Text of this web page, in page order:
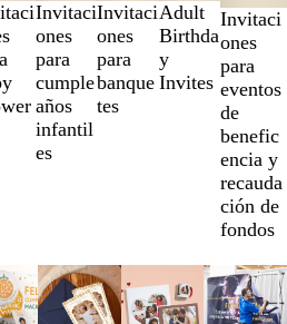
Invitaci
ones
para
cumple
años
infantil
es
Invitaci
ones
para
banque
tes
Adult
Birthda
y
Invites
Invitaci
ones
para
eventos
de
benefic
encia y
recauda
ción de
fondos